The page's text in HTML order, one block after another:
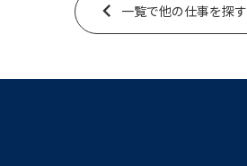
一覧で他の仕事を探す